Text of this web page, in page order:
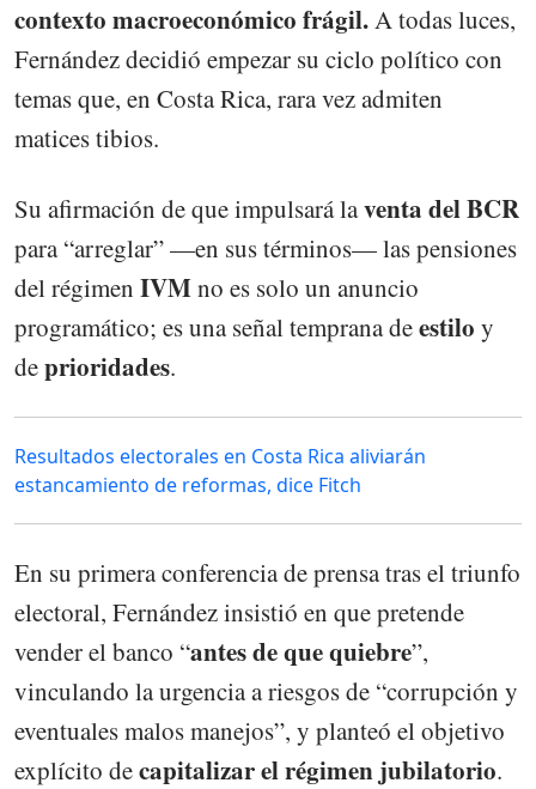
contexto macroeconómico frágil.A todas luces,
Fernández decidió empezar su ciclo político con
temas que, en Costa Rica, rara vez admiten
matices tibios.
Su afirmación de que impulsará laventa del BCR
para “arreglar” —en sus términos— las pensiones
del régimen IVMno es solo un anuncio
programático; es una señal temprana deestilo y
deprioridades.
Resultados electorales en Costa Rica aliviarán
estancamiento de reformas, dice Fitch
En su primera conferencia de prensa tras el triunfo
electoral, Fernández insistió en que pretende
vender el banco “antes de que quiebre”,
vinculando la urgencia a riesgos de “corrupción y
eventuales malos manejos”, y planteó el objetivo
explícito decapitalizar el régimen jubilatorio.